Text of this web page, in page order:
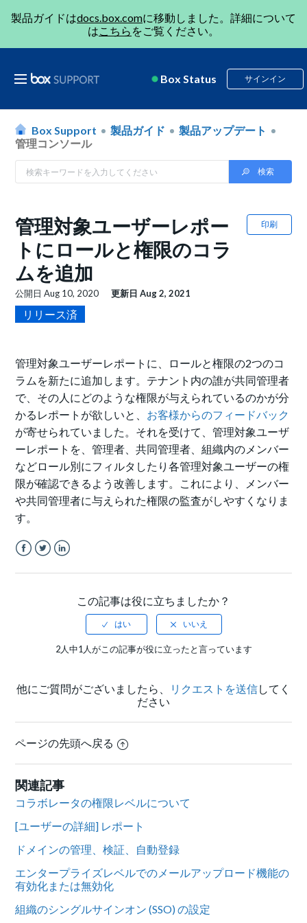
製品ガイドはdocs.box.comに移動しました。詳細について
はこちら をご覧ください。
Box Status サインイン
Box Support 製品ガイド
製品アップデート
管理コンソール
印刷
管理対象ユーザーレポー
トにロールと権限のコラ
ムを追加
公開日Aug 10, 2020 更新日Aug 2, 2021
リリース済
管理対象ユーザーレポートに、ロールと権限の2つのコ
ラムを新たに追加します。テナント内の誰が共同管理者
で、その人にどのような権限が与えられているのかが分
かるレポートが欲しいと、 お客様からのフィードバック
が寄せられていました。それを受けて、管理対象ユーザ
ーレポートを、管理者、共同管理者、組織内のメンバー
などロール別にフィルタしたり各管理対象ユーザーの権
限が確認できるよう改善します。これにより、メンバー
や共同管理者に与えられた権限の監査がしやすくなりま
す。
この記事は役に立ちましたか？
2人中1人がこの記事が役に立ったと言っています
他にご質問がございましたら、 リクエストを送信してく
ださい
ページの先頭へ戻る
関連記事
コラボレータの権限レベルについて
[ユーザーの詳細] レポート
ドメインの管理、検証、自動登録
エンタープライズレベルでのメールアップロード機能の
有効化または無効化
組織のシングルサインオン (SSO) の設定